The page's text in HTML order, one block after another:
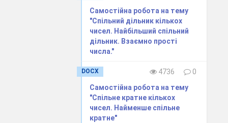
Самостійна робота на тему
"Спільний дільник кількох
чисел. Найбільший спільний
дільник. Взаємно прості
числа."
DOCX 4736
0
Самостійна робота на тему
"Спільне кратне кількох
чисел. Найменше спільне
кратне"